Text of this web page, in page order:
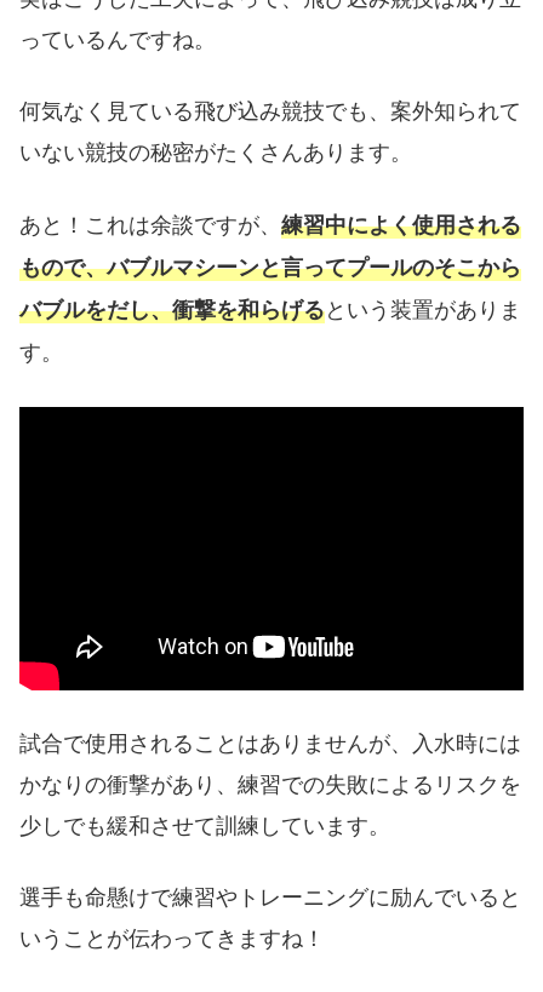
っているんですね。
何気なく見ている飛び込み競技でも、案外知られて
いない競技の秘密がたくさんあります。
あと！これは余談ですが、 練習中によく使用される
もので、バブルマシーンと言ってプールのそこから
バブルをだし、衝撃を和らげるという装置がありま
す。
試合で使用されることはありませんが、入水時には
かなりの衝撃があり、練習での失敗によるリスクを
少しでも緩和させて訓練しています。
選手も命懸けで練習やトレーニングに励んでいると
いうことが伝わってきますね！